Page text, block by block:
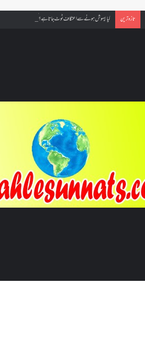
تازہ ترین کیا بیہوش ہونے سے اعتکاف ٹوٹ جاتا ہے؟ اگر معتکف کو احتلام ہو